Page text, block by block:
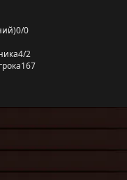
0/0
4/2
167